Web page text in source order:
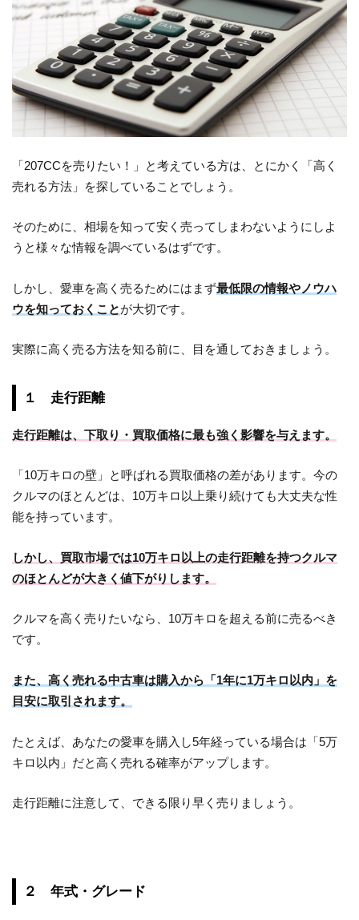
「207CCを売りたい！」と考えている方は、とにかく「高く
売れる方法」を探していることでしょう。
そのために、相場を知って安く売ってしまわないようにしよ
うと様々な情報を調べているはずです。
しかし、愛車を高く売るためにはまず最低限の情報やノウハ
ウを知っておくことが大切です。
実際に高く売る方法を知る前に、目を通しておきましょう。
１ 走行距離
走行距離は、下取り・買取価格に最も強く影響を与えます。
「10万キロの壁」と呼ばれる買取価格の差があります。今の
クルマのほとんどは、10万キロ以上乗り続けても大丈夫な性
能を持っています。
しかし、買取市場では10万キロ以上の走行距離を持つクルマ
のほとんどが大きく値下がりします。
クルマを高く売りたいなら、10万キロを超える前に売るべき
です。
また、高く売れる中古車は購入から「1年に1万キロ以内」を
目安に取引されます。
たとえば、あなたの愛車を購入し5年経っている場合は「5万
キロ以内」だと高く売れる確率がアップします。
走行距離に注意して、できる限り早く売りましょう。
２ 年式・グレード